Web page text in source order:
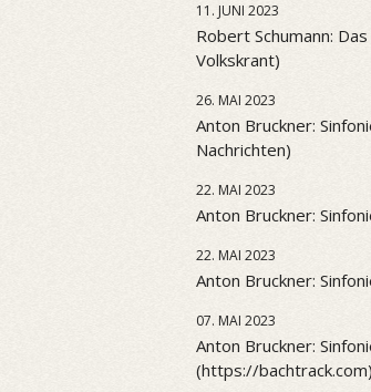
11. JUNI 2023
Robert Schumann:
Volkskrant)
26. MAI 2023
Anton Bruckner:
Nachrichten)
22. MAI 2023
Anton Bruckner:
22. MAI 2023
Anton Bruckner:
07. MAI 2023
Anton Bruckner:
(https://bachtrack.com)